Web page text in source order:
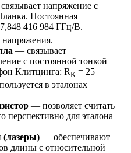
напряжение с
Постоянная
416 984 ГГц/В.
напряжения.
— связывает
с постоянной тонкой
Клитцинга: RK = 25
в эталонах
— позволяет считать
перспективно для эталона
(лазеры) — обеспечивают
длины с относительной